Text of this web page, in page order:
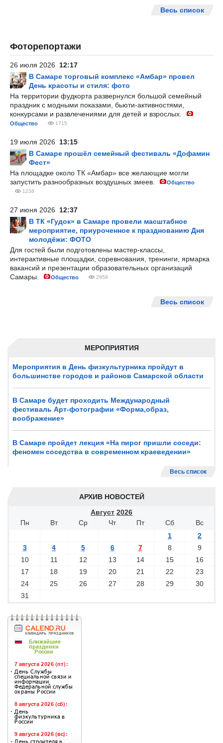
МЕРОПРИЯТИЯ
Мероприятия в День физкультурника пройдут в
большинстве городов и районов Самарской области
В Самаре будет проходить Международный
фестиваль Арт-фотографии «Форма,образ,
воображение»
В Самаре пройдет лекция «На пирог пришли соседи:
феномен соседства в современном краеведении»
Весь список
АРХИВ НОВОСТЕЙ
Август 2026
Пн
Вт Ср Чт Пт Сб
Вс
1
2
3
4 5 6 7 8
9
10
11 12 13 14 15
16
17
18 19 20 21 22
23
24
25 26 27 28 29
30
31
Весь список
Фоторепортажи
26 июля 2026 12:17
В Самаре торговый комплекс «Амбар» провел
День красоты и стиля: фото
На территории фудкорта развернулся большой семейный
праздник с модными показами, бьюти-активностями,
конкурсами и развлечениями для детей и взрослых.
Общество 1715
19 июля 2026 13:15
В Самаре прошёл семейный фестиваль «Дофамин
Фест»
На площадке около ТК «Амбар» все желающие могли
запустить разнообразных воздушных змеев.
Общество
1238
27 июня 2026 12:37
В ТК «Гудок» в Самаре провели масштабное
мероприятие, приуроченное к празднованию Дня
молодёжи: ФОТО
Для гостей были подготовлены мастер-классы,
интерактивные площадки, соревнования, тренинги, ярмарка
вакансий и презентации образовательных организаций
Самары.
Общество 2959
Весь список